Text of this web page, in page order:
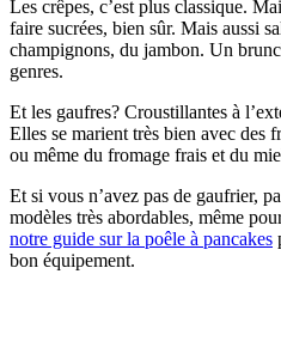
Les crêpes, c’est plus classique.
faire sucrées, bien sûr. Mais aussi
champignons, du jambon. Un
genres.
Et les gaufres? Croustillantes à
Elles se marient très bien avec des
ou même du fromage frais et du
Et si vous n’avez pas de gaufrier,
modèles très abordables, même
notre guide sur la poêle à pancakes
bon équipement.